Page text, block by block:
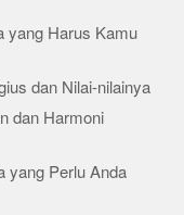
yang Harus Kamu
dan Nilai-nilainya
dan Harmoni
yang Perlu Anda